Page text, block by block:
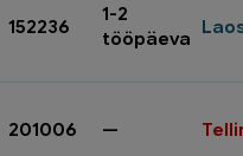
152236
1-2
tööpäeva
201006 —